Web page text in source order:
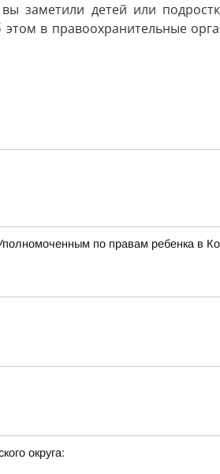
заметили детей или
в правоохранительные
по правам ребенка в
округа: